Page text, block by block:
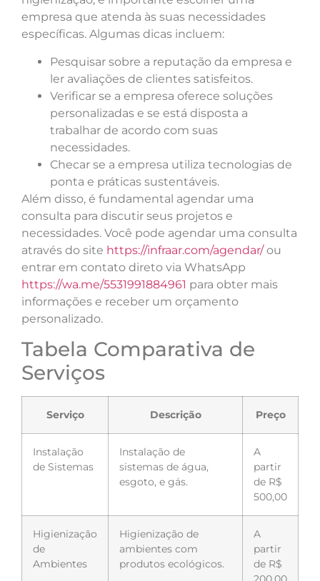
empresa que atenda às suas necessidades
específicas. Algumas dicas incluem:
Pesquisar sobre a reputação da empresa e
ler avaliações de clientes satisfeitos.
Verificar se a empresa oferece soluções
personalizadas e se está disposta a
trabalhar de acordo com suas
necessidades.
Checar se a empresa utiliza tecnologias de
ponta e práticas sustentáveis.
Além disso, é fundamental agendar uma
consulta para discutir seus projetos e
necessidades. Você pode agendar uma consulta
através do site https://infraar.com/agendar/ou
entrar em contato direto via WhatsApp
https://wa.me/5531991884961 para obter mais
informações e receber um orçamento
personalizado.
Tabela Comparativa de
Serviços
Serviço Descrição Preço
Instalação
de Sistemas
Instalação de
sistemas de água,
esgoto, e gás.
A
partir
de R$
500,00
Higienização
de
Ambientes
Higienização de
ambientes com
produtos ecológicos.
A
partir
de R$